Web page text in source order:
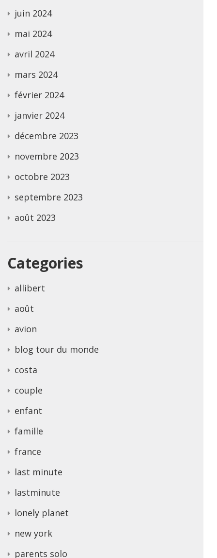
juin 2024
mai 2024
avril 2024
mars 2024
février 2024
janvier 2024
décembre 2023
novembre 2023
octobre 2023
septembre 2023
août 2023
Categories
allibert
août
avion
blog tour du monde
costa
couple
enfant
famille
france
last minute
lastminute
lonely planet
new york
parents solo